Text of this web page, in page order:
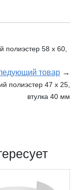
полиэстер 58 x 60,
товар →
полиэстер 47 x 25,
втулка 40 мм